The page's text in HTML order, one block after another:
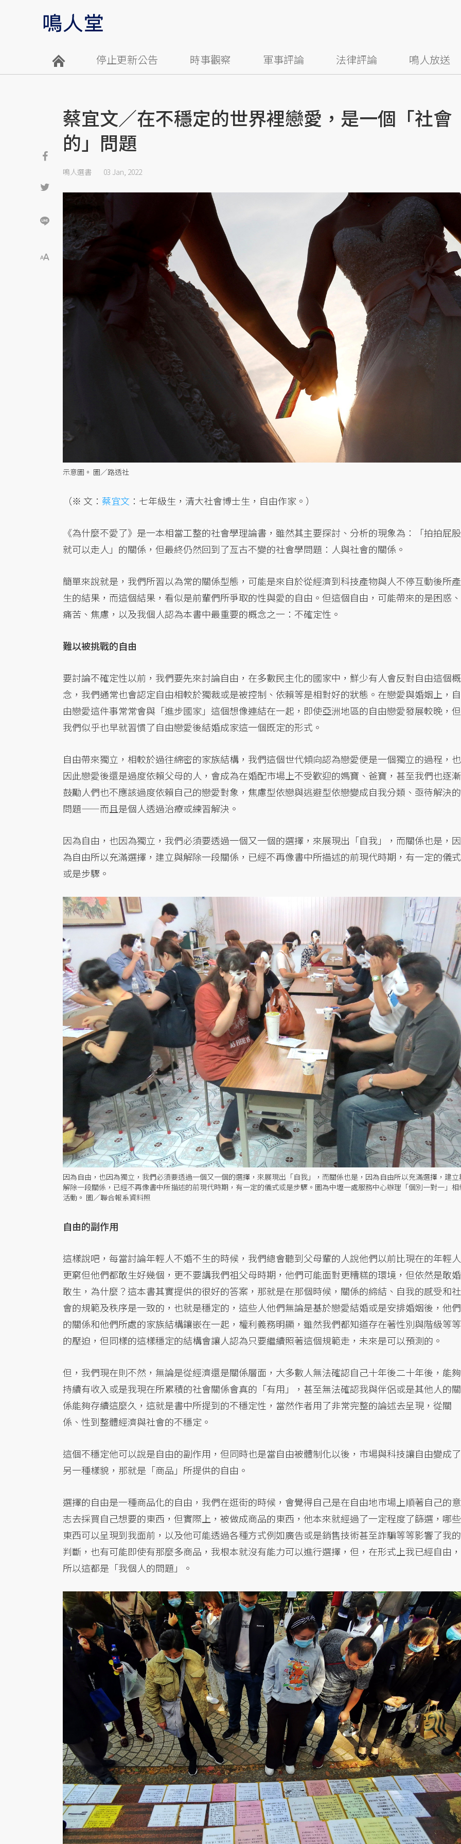
停止更新公告 時事觀察 軍事評論 法律評論 鳴人放送
蔡宜文／在不穩定的世界裡戀愛，是一個「社會
的」問題
鳴人選書 03 Jan, 2022
示意圖。 圖／路透社
（※ 文： 蔡宜文 ：七年級生，清大社會博士生，自由作家。）
《為什麼不愛了》是一本相當工整的社會學理論書，雖然其主要探討、分析的現象為：「拍拍屁股
就可以走人」的關係，但最終仍然回到了亙古不變的社會學問題：人與社會的關係。
簡單來說就是，我們所習以為常的關係型態，可能是來自於從經濟到科技產物與人不停互動後所產
生的結果，而這個結果，看似是前輩們所爭取的性與愛的自由。但這個自由，可能帶來的是困惑、
痛苦、焦慮，以及我個人認為本書中最重要的概念之一：不確定性。
難以被挑戰的自由
要討論不確定性以前，我們要先來討論自由，在多數民主化的國家中，鮮少有人會反對自由這個概
念，我們通常也會認定自由相較於獨裁或是被控制、依賴等是相對好的狀態。在戀愛與婚姻上，自
由戀愛這件事常常會與「進步國家」這個想像連結在一起，即使亞洲地區的自由戀愛發展較晚，但
我們似乎也早就習慣了自由戀愛後結婚成家這一個既定的形式。
自由帶來獨立，相較於過往綿密的家族結構，我們這個世代傾向認為戀愛便是一個獨立的過程，也
因此戀愛後還是過度依賴父母的人，會成為在婚配市場上不受歡迎的媽寶、爸寶，甚至我們也逐漸
鼓勵人們也不應該過度依賴自己的戀愛對象，焦慮型依戀與逃避型依戀變成自我分類、亟待解決的
問題——而且是個人透過治療或練習解決。
因為自由，也因為獨立，我們必須要透過一個又一個的選擇，來展現出「自我」，而關係也是，因
為自由所以充滿選擇，建立與解除一段關係，已經不再像書中所描述的前現代時期，有一定的儀式
或是步驟。
因為自由，也因為獨立，我們必須要透過一個又一個的選擇，來展現出「自我」，而關係也是，因為自由所以充滿選擇，建立
解除一段關係，已經不再像書中所描述的前現代時期，有一定的儀式或是步驟。圖為中壢一處服務中心辦理「個別一對一」相
活動。 圖／聯合報系資料照
自由的副作用
這樣說吧，每當討論年輕人不婚不生的時候，我們總會聽到父母輩的人說他們以前比現在的年輕人
更窮但他們都敢生好幾個，更不要講我們祖父母時期，他們可能面對更糟糕的環境，但依然是敢婚
敢生，為什麼？這本書其實提供的很好的答案，那就是在那個時候，關係的締結、自我的感受和社
會的規範及秩序是一致的，也就是穩定的，這些人他們無論是基於戀愛結婚或是安排婚姻後，他們
的關係和他們所處的家族結構鑲嵌在一起，權利義務明顯，雖然我們都知道存在著性別與階級等等
的壓迫，但同樣的這樣穩定的結構會讓人認為只要繼續照著這個規範走，未來是可以預測的。
但，我們現在則不然，無論是從經濟還是關係層面，大多數人無法確認自己十年後二十年後，能夠
持續有收入或是我現在所累積的社會關係會真的「有用」，甚至無法確認我與伴侶或是其他人的關
係能夠存續這麼久，這就是書中所提到的不穩定性，當然作者用了非常完整的論述去呈現，從關
係、性到整體經濟與社會的不穩定。
這個不穩定他可以說是自由的副作用，但同時也是當自由被體制化以後，市場與科技讓自由變成了
另一種樣貌，那就是「商品」所提供的自由。
選擇的自由是一種商品化的自由，我們在逛街的時候，會覺得自己是在自由地市場上順著自己的意
志去採買自己想要的東西，但實際上，被做成商品的東西，他本來就經過了一定程度了篩選，哪些
東西可以呈現到我面前，以及他可能透過各種方式例如廣告或是銷售技術甚至詐騙等等影響了我的
判斷，也有可能即使有那麼多商品，我根本就沒有能力可以進行選擇，但，在形式上我已經自由，
所以這都是「我個人的問題」。